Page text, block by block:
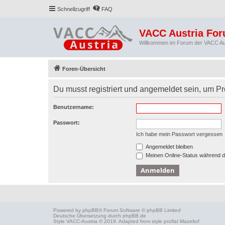
Schnellzugriff FAQ
VACC Austria
Willkommen im Forum der VACC
Foren-Übersicht
Du musst registriert und angemeldet sein, um
Benutzername:
Passwort:
Ich habe mein Passwort vergessen
Angemeldet bleiben
Meinen Online-Status während
Powered by phpBB® Forum Software © phpBB Limited
Deutsche Übersetzung durch phpBB.de
Style VACC-Austria © 2019. Adapted from style proflat Mazeltof